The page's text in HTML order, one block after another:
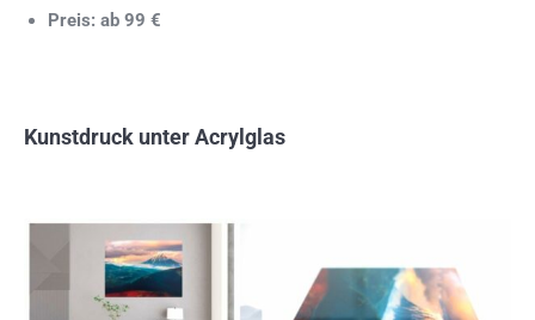
Preis: ab 99 €
Kunstdruck unter Acrylglas